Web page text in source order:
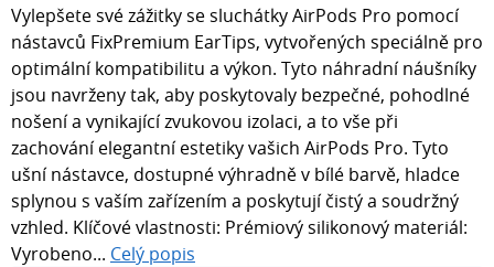
Vylepšete své zážitky se sluchátky AirPods Pro pomocí
nástavců FixPremium EarTips, vytvořených speciálně pro
optimální kompatibilitu a výkon. Tyto náhradní náušníky
jsou navrženy tak, aby poskytovaly bezpečné, pohodlné
nošení a vynikající zvukovou izolaci, a to vše při
zachování elegantní estetiky vašich AirPods Pro. Tyto
ušní nástavce, dostupné výhradně v bílé barvě, hladce
splynou s vaším zařízením a poskytují čistý a soudržný
vzhled. Klíčové vlastnosti: Prémiový silikonový materiál:
Vyrobeno... Celý popis